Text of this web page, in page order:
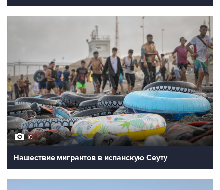
10
Нашествие мигрантов в испанскую Сеуту